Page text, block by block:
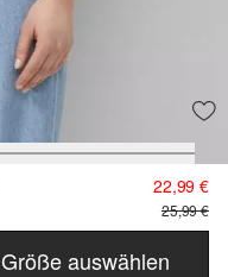
22,99 €
25,99 €
Größe auswählen